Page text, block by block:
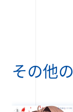
その他の